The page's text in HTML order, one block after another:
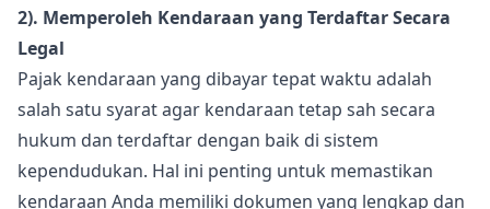
2). Memperoleh Kendaraan yang Terdaftar Secara
Legal
Pajak kendaraan yang dibayar tepat waktu adalah
salah satu syarat agar kendaraan tetap sah secara
hukum dan terdaftar dengan baik di sistem
kependudukan. Hal ini penting untuk memastikan
kendaraan Anda memiliki dokumen yang lengkap dan